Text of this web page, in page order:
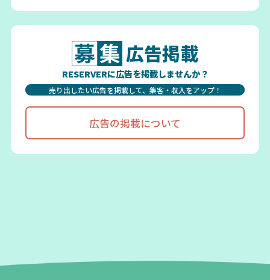
広告掲載
RESERVERに広告を掲載しませんか？
売り出したい広告を掲載して、集客・収入をアップ！
広告の掲載について